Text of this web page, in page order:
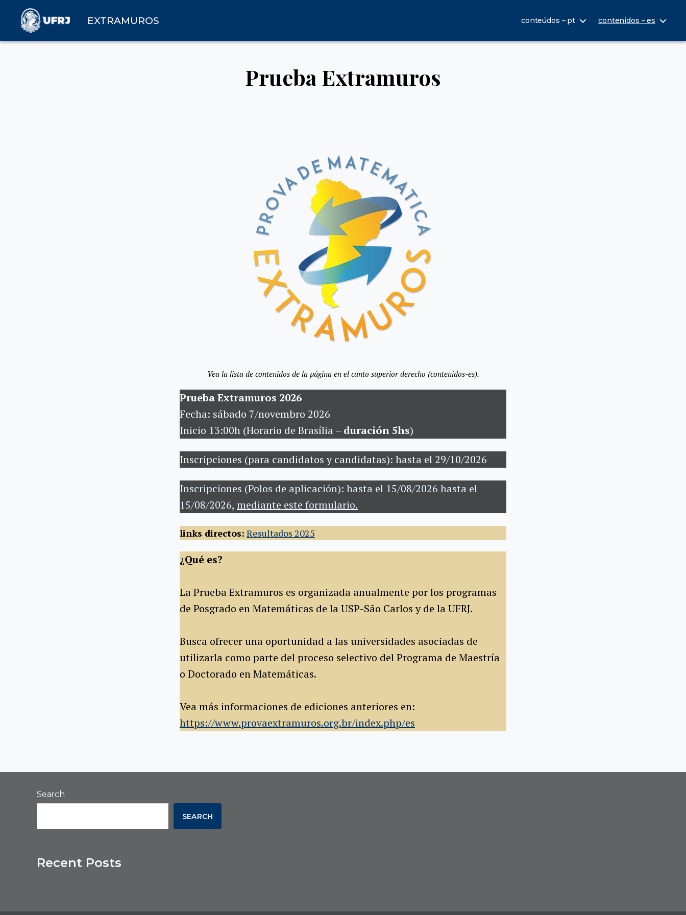
EXTRAMUROS conteúdos – pt contenidos – es
Prueba Extramuros
Vea la lista de contenidos de la página en el canto superior derecho (contenidos-es).
Prueba Extramuros 2026
Fecha: sábado 7/novembro 2026
Inicio 13:00h (Horario de Brasília – duración 5hs)
Inscripciones (para candidatos y candidatas): hasta el 29/10/2026
Inscripciones (Polos de aplicación): hasta el 15/08/2026 hasta el
15/08/2026, mediante este formulario.
links directos: Resultados 2025
¿Qué es?
La Prueba Extramuros es organizada anualmente por los programas
de Posgrado en Matemáticas de la USP-São Carlos y de la UFRJ.
Busca ofrecer una oportunidad a las universidades asociadas de
utilizarla como parte del proceso selectivo del Programa de Maestría
o Doctorado en Matemáticas.
Vea más informaciones de ediciones anteriores en:
https://www.provaextramuros.org.br/index.php/es
Search
SEARCH
Recent Posts